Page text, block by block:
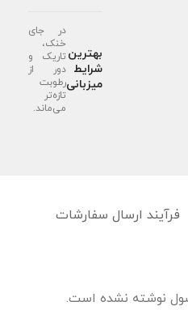
بهترین
شرایط
میزبانی
در جای
خنک،
تاریک و
دور از
رطوبت
تازه‌تر
می‌ماند.
فرآیند ارسال سفارشات
نوشته نشده است.